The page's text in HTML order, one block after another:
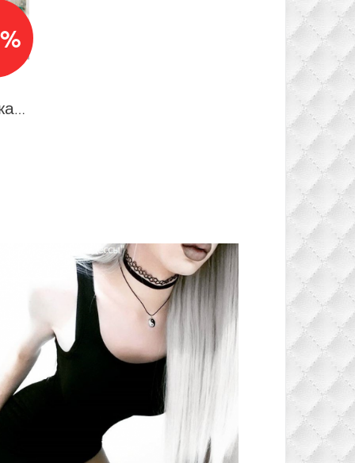
Парик из термо канекалона нежно розовый с темными корнями